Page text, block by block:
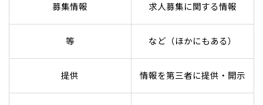
募集情報 求人募集に関する情報
等 など（ほかにもある）
提供 情報を第三者に提供・開示